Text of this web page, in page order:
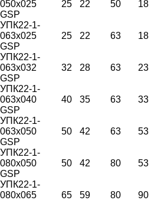
050х025
GSP
25 22 50 18
УПК22-1-
063х025
GSP
25 22 63 18
УПК22-1-
063х032
GSP
32 28 63 23
УПК22-1-
063х040
GSP
40 35 63 33
УПК22-1-
063х050
GSP
50 42 63 53
УПК22-1-
080х050
GSP
50 42 80 53
УПК22-1-
080х065
65 59 80 90